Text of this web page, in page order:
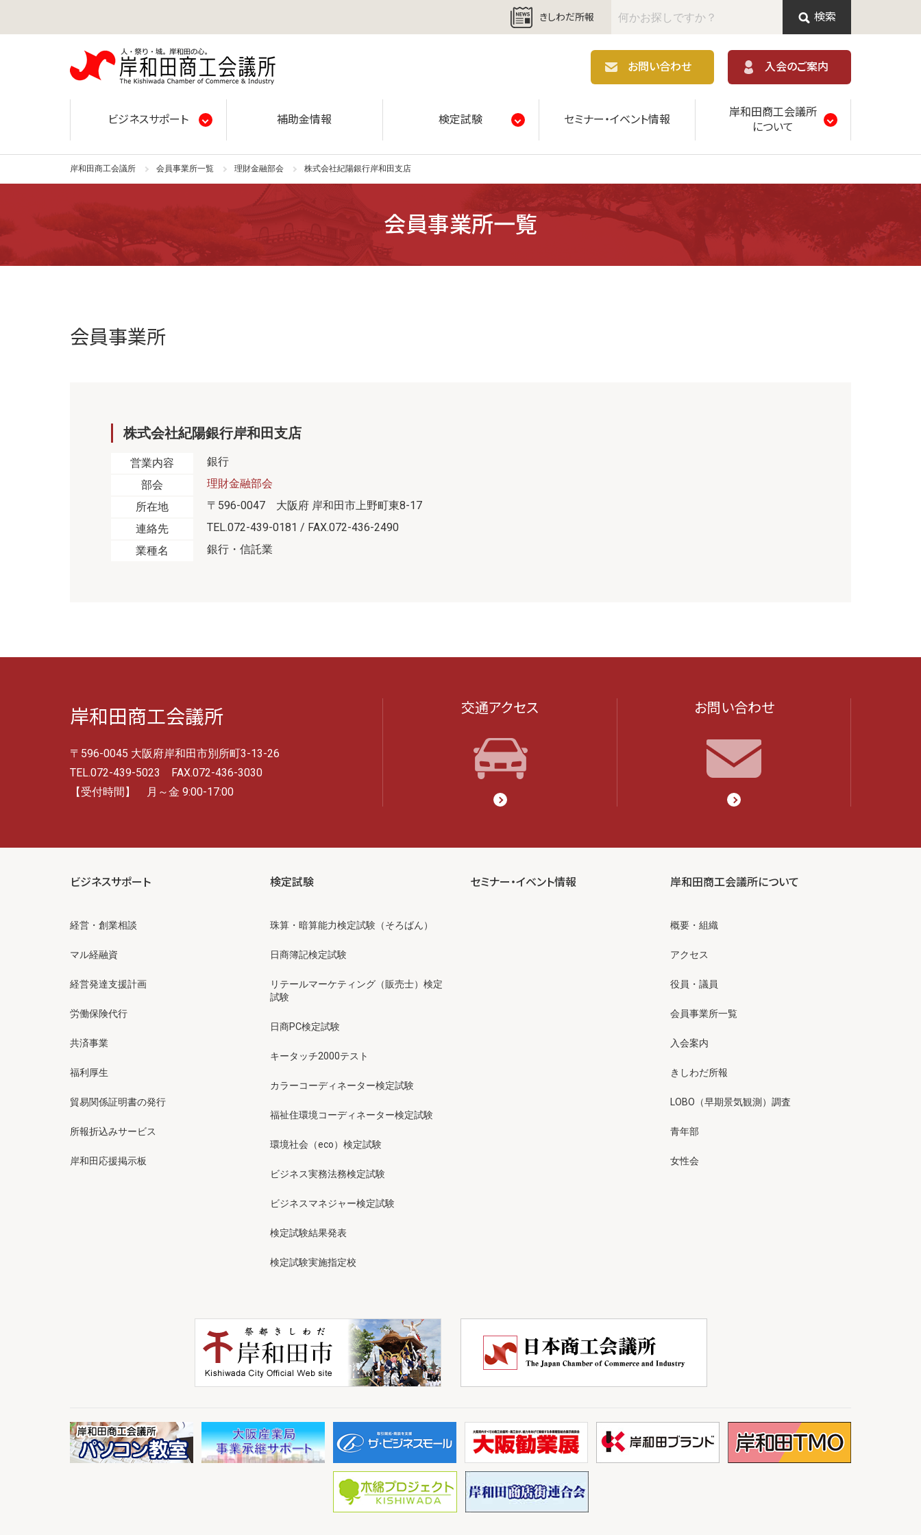
きしわだ所報 検索
お問い合わせ
入会のご案内
ビジネスサポート 補助金情報 検定試験 セミナー・イベント情報
岸和田商工会議所
について
岸和田商工会議所 会員事業所一覧 理財金融部会 株式会社紀陽銀行岸和田支店
会員事業所一覧
会員事業所
株式会社紀陽銀行岸和田支店
営業内容
銀行
部会
理財金融部会
所在地
〒596-0047 大阪府 岸和田市上野町東8-17
連絡先
TEL.072-439-0181 / FAX.072-436-2490
業種名
銀行・信託業
岸和田商工会議所
〒596-0045 大阪府岸和田市別所町3-13-26
TEL.072-439-5023 FAX.072-436-3030
【受付時間】 月～金 9:00-17:00
交通アクセス お問い合わせ
ビジネスサポート
経営・創業相談
マル経融資
経営発達支援計画
労働保険代行
共済事業
福利厚生
貿易関係証明書の発行
所報折込みサービス
岸和田応援掲示板
検定試験
珠算・暗算能力検定試験（そろばん）
日商簿記検定試験
リテールマーケティング（販売士）検定
試験
日商PC検定試験
キータッチ2000テスト
カラーコーディネーター検定試験
福祉住環境コーディネーター検定試験
環境社会（eco）検定試験
ビジネス実務法務検定試験
ビジネスマネジャー検定試験
検定試験結果発表
検定試験実施指定校
セミナー・イベント情報 岸和田商工会議所について
概要・組織
アクセス
役員・議員
会員事業所一覧
入会案内
きしわだ所報
LOBO（早期景気観測）調査
青年部
女性会